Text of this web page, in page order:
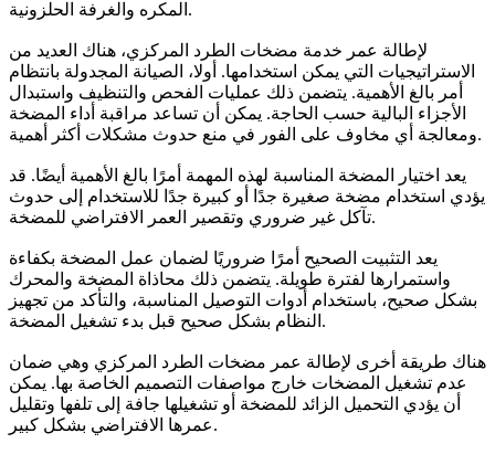
المكره والغرفة الحلزونية.
لإطالة عمر خدمة مضخات الطرد المركزي، هناك العديد من
الاستراتيجيات التي يمكن استخدامها. أولا، الصيانة المجدولة بانتظام
أمر بالغ الأهمية. يتضمن ذلك عمليات الفحص والتنظيف واستبدال
الأجزاء البالية حسب الحاجة. يمكن أن تساعد مراقبة أداء المضخة
ومعالجة أي مخاوف على الفور في منع حدوث مشكلات أكثر أهمية.
يعد اختيار المضخة المناسبة لهذه المهمة أمرًا بالغ الأهمية أيضًا. قد
يؤدي استخدام مضخة صغيرة جدًا أو كبيرة جدًا للاستخدام إلى حدوث
تآكل غير ضروري وتقصير العمر الافتراضي للمضخة.
يعد التثبيت الصحيح أمرًا ضروريًا لضمان عمل المضخة بكفاءة
واستمرارها لفترة طويلة. يتضمن ذلك محاذاة المضخة والمحرك
بشكل صحيح، باستخدام أدوات التوصيل المناسبة، والتأكد من تجهيز
النظام بشكل صحيح قبل بدء تشغيل المضخة.
هناك طريقة أخرى لإطالة عمر مضخات الطرد المركزي وهي ضمان
عدم تشغيل المضخات خارج مواصفات التصميم الخاصة بها. يمكن
أن يؤدي التحميل الزائد للمضخة أو تشغيلها جافة إلى تلفها وتقليل
عمرها الافتراضي بشكل كبير.